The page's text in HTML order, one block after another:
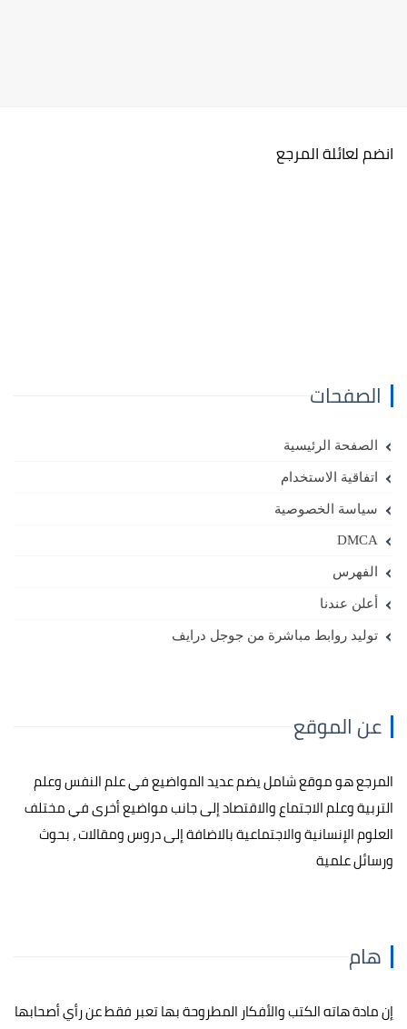
انضم لعائلة المرجع
الصفحات
الصفحة الرئيسية
اتفاقية الاستخدام
سياسة الخصوصية
DMCA
الفهرس
أعلن عندنا
توليد روابط مباشرة من جوجل درايف
عن الموقع
المرجع هو موقع شامل يضم عديد المواضيع في علم النفس وعلم
التربية وعلم الاجتماع والاقتصاد إلى جانب مواضيع أخرى في مختلف
العلوم الإنسانية والاجتماعية بالاضافة إلى دروس ومقالات ، بحوث
ورسائل علمية
هام
إن مادة هاته الكتب والأفكار المطروحة بها تعبر فقط عن رأي أصحابها